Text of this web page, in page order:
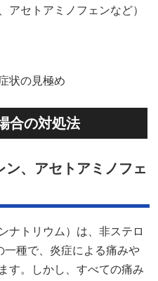
アセトアミノフェンなど）
状の見極め
合の対処法
、アセトアミノフェ
ナトリウム）は、非ステロ
種で、炎症による痛みや
す。しかし、すべての痛み